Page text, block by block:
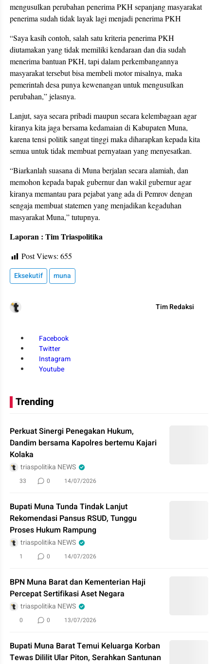
mengusulkan perubahan penerima PKH sepanjang masyarakat
penerima sudah tidak layak lagi menjadi penerima PKH
“Saya kasih contoh, salah satu kriteria penerima PKH
diutamakan yang tidak memiliki kendaraan dan dia sudah
menerima bantuan PKH, tapi dalam perkembangannya
masyarakat tersebut bisa membeli motor misalnya, maka
pemerintah desa punya kewenangan untuk mengusulkan
perubahan,” jelasnya.
Lanjut, saya secara pribadi maupun secara kelembagaan agar
kiranya kita jaga bersama kedamaian di Kabupaten Muna,
karena tensi politik sangat tinggi maka diharapkan kepada kita
semua untuk tidak membuat pernyataan yang menyesatkan.
“Biarkanlah suasana di Muna berjalan secara alamiah, dan
memohon kepada bapak gubernur dan wakil gubernur agar
kiranya memantau para pejabat yang ada di Pemrov dengan
sengaja membuat statemen yang menjadikan kegaduhan
masyarakat Muna,” tutupnya.
Laporan : Tim Triaspolitika
Post Views: 655
Eksekutif
muna
Tim Redaksi
Facebook
Twitter
Instagram
Youtube
Trending
Perkuat Sinergi Penegakan Hukum,
Dandim bersama Kapolres bertemu Kajari
Kolaka
triaspolitika NEWS
33 0 14/07/2026
Bupati Muna Tunda Tindak Lanjut
Rekomendasi Pansus RSUD, Tunggu
Proses Hukum Rampung
triaspolitika NEWS
1 0 14/07/2026
BPN Muna Barat dan Kementerian Haji
Percepat Sertifikasi Aset Negara
triaspolitika NEWS
0 0 13/07/2026
Bupati Muna Barat Temui Keluarga Korban
Tewas Dililit Ular Piton, Serahkan Santunan